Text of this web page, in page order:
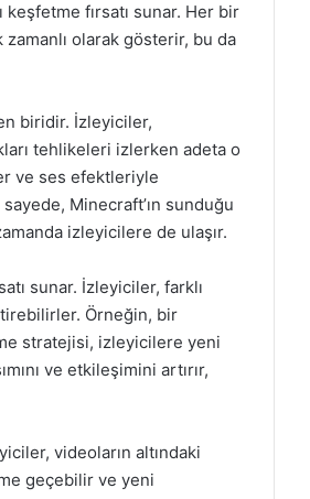
fırsatı sunar. Her bir
zamanlı olarak gösterir, bu da
biridir. İzleyiciler,
tehlikeleri izlerken adeta o
ve ses efektleriyle
Minecraft’ın sunduğu
izleyicilere de ulaşır.
sunar. İzleyiciler, farklı
Örneğin, bir
stratejisi, izleyicilere yeni
ve etkileşimini artırır,
videoların altındaki
geçebilir ve yeni